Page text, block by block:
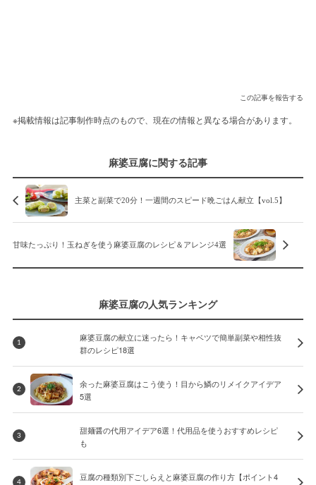
この記事を報告する
※掲載情報は記事制作時点のもので、現在の情報と異なる場合があります。
麻婆豆腐に関する記事
主菜と副菜で20分！一週間のスピード晩ごはん献立【vol.5】
甘味たっぷり！玉ねぎを使う麻婆豆腐のレシピ＆アレンジ4選
麻婆豆腐の人気ランキング
1
麻婆豆腐の献立に迷ったら！キャベツで簡単副菜や相性抜
群のレシピ18選
2
余った麻婆豆腐はこう使う！目から鱗のリメイクアイデア
5選
3
甜麺醤の代用アイデア6選！代用品を使うおすすめレシピ
も
4
豆腐の種類別下ごしらえと麻婆豆腐の作り方【ポイント4